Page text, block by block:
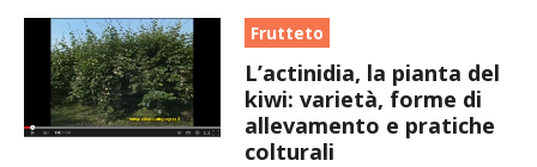
BENZA
ORTO BIO – TECNICHE DI COLTIVAZIONE
THERMACELL
Frutteto
L’actinidia, la pianta del
kiwi: varietà, forme di
allevamento e pratiche
colturali